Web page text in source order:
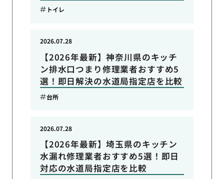
トイレ
【2026年最新】神奈川県のキッチ
ン排水口つまり修理業者おすすめ5
選！即日解決の水道局指定店を比較
2026.07.28
台所
【2026年最新】埼玉県のキッチン
水漏れ修理業者おすすめ5選！即日
対応の水道局指定店を比較
2026.07.28